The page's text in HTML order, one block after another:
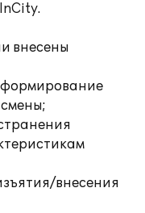
внесены
формирование
внесения